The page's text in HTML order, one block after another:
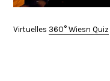
Virtuelles 360° Wiesn Quiz